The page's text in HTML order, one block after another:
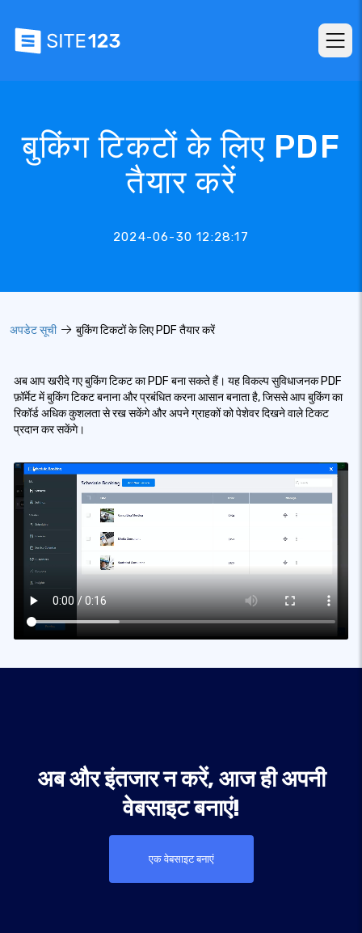
बुकिंग टिकटों के लिए PDF
तैयार करें
2024-06-30 12:28:17
अपडेट सूची बुकिंग टिकटों के लिए PDF तैयार करें
अब आप खरीदे गए बुकिंग टिकट का PDF बना सकते हैं। यह विकल्प सुविधाजनक PDF
फ़ॉर्मेट में बुकिंग टिकट बनाना और प्रबंधित करना आसान बनाता है, जिससे आप बुकिंग का
रिकॉर्ड अधिक कुशलता से रख सकेंगे और अपने ग्राहकों को पेशेवर दिखने वाले टिकट
प्रदान कर सकेंगे।
अब और इंतजार न करें, आज ही अपनी
वेबसाइट बनाएं!
एक वेबसाइट बनाएं